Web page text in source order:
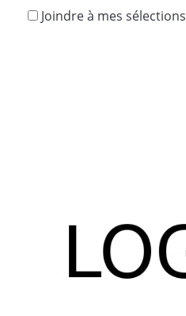
Joindre à mes sélections